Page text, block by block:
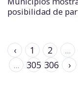
posibilidad de
‹ 1 2 ...
...
305 306 ›